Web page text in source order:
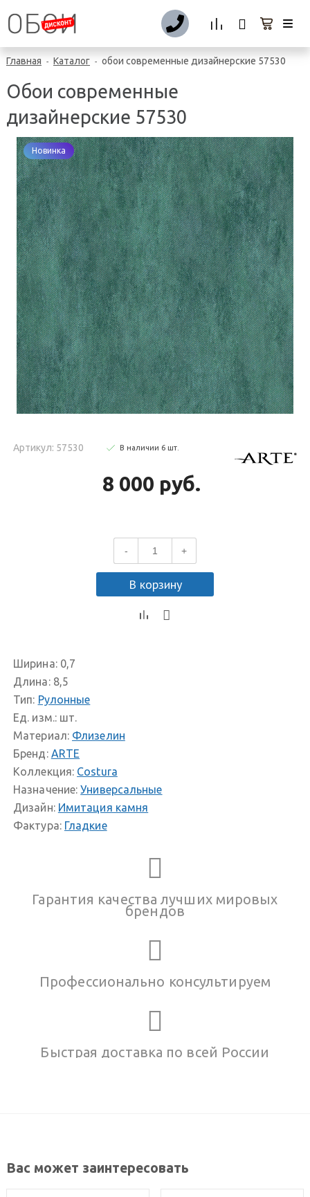
Главная - Каталог - обои современные дизайнерские 57530
Обои современные
дизайнерские 57530
Новинка
Артикул: 57530 В наличии 6 шт
8 000 руб.
- +
В корзину
Ширина:0,7
Длина:8,5
Тип: Рулонные
Ед. изм.:шт.
Материал: Флизелин
Бренд: ARTE
Коллекция: Costura
Назначение: Универсальные
Дизайн: Имитация камня
Фактура: Гладкие
Гарантия качества лучших мировых
брендов
Профессионально консультируем
Быстрая доставка по всей России
Вас может заинтересовать